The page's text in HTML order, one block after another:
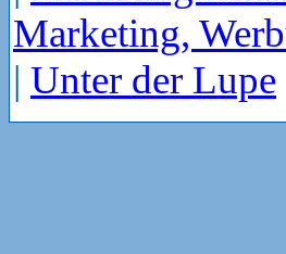
Marketing,
| Unter der Lupe